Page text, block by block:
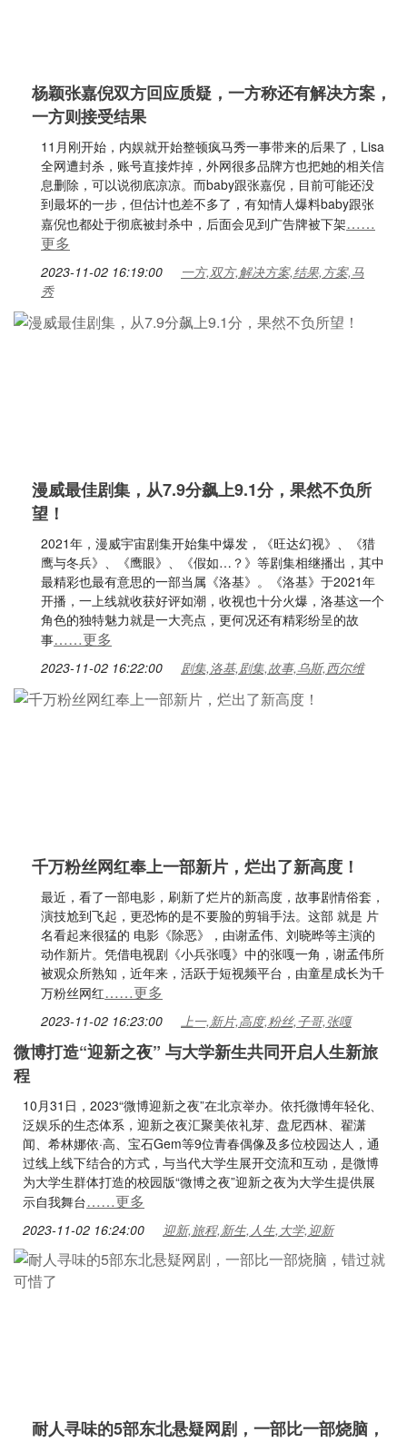
杨颖张嘉倪双方回应质疑，一方称还有解决方案，
一方则接受结果
11月刚开始，内娱就开始整顿疯马秀一事带来的后果了，Lisa
全网遭封杀，账号直接炸掉，外网很多品牌方也把她的相关信
息删除，可以说彻底凉凉。而baby跟张嘉倪，目前可能还没
到最坏的一步，但估计也差不多了，有知情人爆料baby跟张
嘉倪也都处于彻底被封杀中，后面会见到广告牌被下架……
更多
2023-11-02 16:19:00
一方,双方,解决方案,结果,方案,马
秀
漫威最佳剧集，从7.9分飙上9.1分，果然不负所
望！
2021年，漫威宇宙剧集开始集中爆发，《旺达幻视》、《猎
鹰与冬兵》、《鹰眼》、《假如…？》等剧集相继播出，其中
最精彩也最有意思的一部当属《洛基》。《洛基》于2021年
开播，一上线就收获好评如潮，收视也十分火爆，洛基这一个
角色的独特魅力就是一大亮点，更何况还有精彩纷呈的故
事……更多
2023-11-02 16:22:00 剧集,洛基,剧集,故事,乌斯,西尔维
千万粉丝网红奉上一部新片，烂出了新高度！
最近，看了一部电影，刷新了烂片的新高度，故事剧情俗套，
演技尬到飞起，更恐怖的是不要脸的剪辑手法。这部 就是 片
名看起来很猛的 电影《除恶》，由谢孟伟、刘晓晔等主演的
动作新片。凭借电视剧《小兵张嘎》中的张嘎一角，谢孟伟所
被观众所熟知，近年来，活跃于短视频平台，由童星成长为千
万粉丝网红……更多
2023-11-02 16:23:00 上一,新片,高度,粉丝,子哥,张嘎
微博打造“迎新之夜” 与大学新生共同开启人生新旅
程
10月31日，2023“微博迎新之夜”在北京举办。依托微博年轻化、
泛娱乐的生态体系，迎新之夜汇聚美依礼芽、盘尼西林、翟潇
闻、希林娜依·高、宝石Gem等9位青春偶像及多位校园达人，通
过线上线下结合的方式，与当代大学生展开交流和互动，是微博
为大学生群体打造的校园版“微博之夜”迎新之夜为大学生提供展
示自我舞台……更多
2023-11-02 16:24:00 迎新,旅程,新生,人生,大学,迎新
耐人寻味的5部东北悬疑网剧，一部比一部烧脑，